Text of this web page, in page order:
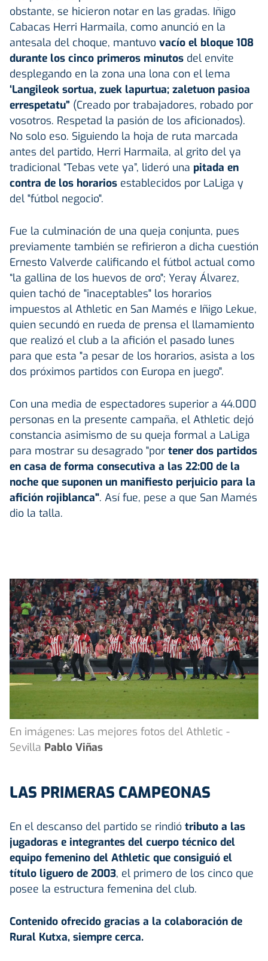
obstante, se hicieron notar en las gradas. Iñigo
Cabacas Herri Harmaila, como anunció en la
antesala del choque, mantuvo vacío el bloque 108
durante los cinco primeros minutos del envite
desplegando en la zona una lona con el lema
‘Langileok sortua, zuek lapurtua; zaletuon pasioa
errespetatu” (Creado por trabajadores, robado por
vosotros. Respetad la pasión de los aficionados).
No solo eso. Siguiendo la hoja de ruta marcada
antes del partido, Herri Harmaila, al grito del ya
tradicional “Tebas vete ya”, lideró una pitada en
contra de los horarios establecidos por LaLiga y
del "fútbol negocio".
Fue la culminación de una queja conjunta, pues
previamente también se refirieron a dicha cuestión
Ernesto Valverde calificando el fútbol actual como
“la gallina de los huevos de oro"; Yeray Álvarez,
quien tachó de "inaceptables" los horarios
impuestos al Athletic en San Mamés e Iñigo Lekue,
quien secundó en rueda de prensa el llamamiento
que realizó el club a la afición el pasado lunes
para que esta "a pesar de los horarios, asista a los
dos próximos partidos con Europa en juego".
Con una media de espectadores superior a 44.000
personas en la presente campaña, el Athletic dejó
constancia asimismo de su queja formal a LaLiga
para mostrar su desagrado "por tener dos partidos
en casa de forma consecutiva a las 22:00 de la
noche que suponen un manifiesto perjuicio para la
afición rojiblanca". Así fue, pese a que San Mamés
dio la talla.
En imágenes: Las mejores fotos del Athletic -
Sevilla Pablo Viñas
LAS PRIMERAS CAMPEONAS
En el descanso del partido se rindió tributo a las
jugadoras e integrantes del cuerpo técnico del
equipo femenino del Athletic que consiguió el
título liguero de 2003, el primero de los cinco que
posee la estructura femenina del club.
Contenido ofrecido gracias a la colaboración de
Rural Kutxa, siempre cerca.